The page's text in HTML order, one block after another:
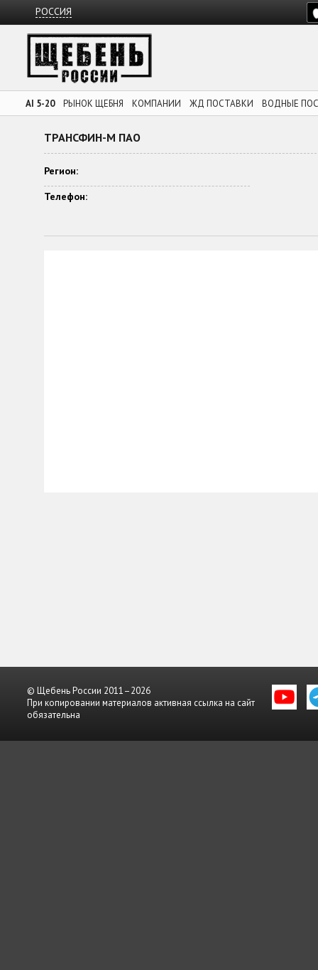
РОССИЯ
AI 5-20 РЫНОК ЩЕБНЯ КОМПАНИИ ЖД ПОСТАВКИ ВОДНЫЕ
ТРАНСФИН-М ПАО
Регион:
Телефон:
© Щебень России 2011–2026
При копировании материалов активная ссылка на сайт
обязательна